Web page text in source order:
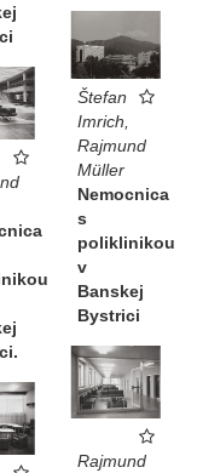
Štefan
Imrich,
Rajmund
Müller
Nemocnica
s
poliklinikou
v
Banskej
Bystrici
Rajmund